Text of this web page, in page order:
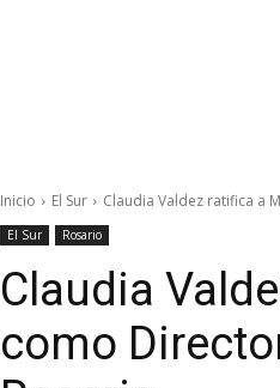
Inicio El Sur Claudia Valdez ratifica a
El Sur Rosario
Claudia
como